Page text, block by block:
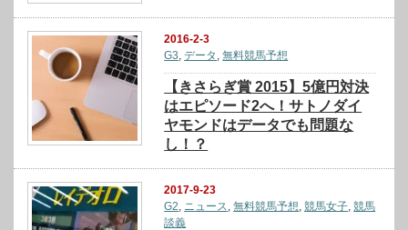
2016-2-3
G3 ,データ ,無料競馬予想
【きさらぎ賞 2015】5億円対決
はエピソード2へ！サトノダイ
ヤモンドはデータでも問題な
し！？
2017-9-23
G2
ニュース ,無料競馬予想 ,競馬女子 ,競馬
談義